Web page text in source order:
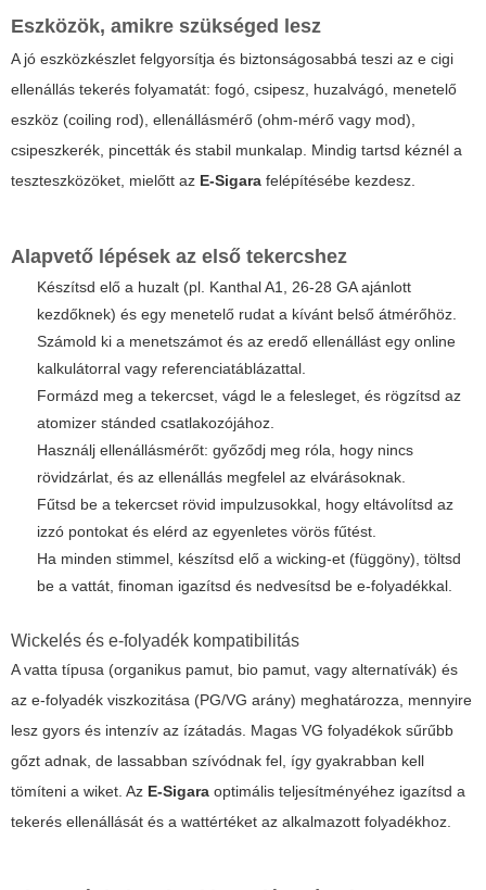
Eszközök, amikre szükséged lesz
A jó eszközkészlet felgyorsítja és biztonságosabbá teszi az e cigi
ellenállás tekerés folyamatát: fogó, csipesz, huzalvágó, menetelő
eszköz (coiling rod), ellenállásmérő (ohm-mérő vagy mod),
csipeszkerék, pincetták és stabil munkalap. Mindig tartsd kéznél a
teszteszközöket, mielőtt az E-Sigara felépítésébe kezdesz.
Alapvető lépések az első tekercshez
Készítsd elő a huzalt (pl. Kanthal A1, 26-28 GA ajánlott
kezdőknek) és egy menetelő rudat a kívánt belső átmérőhöz.
Számold ki a menetszámot és az eredő ellenállást egy online
kalkulátorral vagy referenciatáblázattal.
Formázd meg a tekercset, vágd le a felesleget, és rögzítsd az
atomizer stánded csatlakozójához.
Használj ellenállásmérőt: győződj meg róla, hogy nincs
rövidzárlat, és az ellenállás megfelel az elvárásoknak.
Fűtsd be a tekercset rövid impulzusokkal, hogy eltávolítsd az
izzó pontokat és elérd az egyenletes vörös fűtést.
Ha minden stimmel, készítsd elő a wicking-et (függöny), töltsd
be a vattát, finoman igazítsd és nedvesítsd be e-folyadékkal.
Wickelés és e-folyadék kompatibilitás
A vatta típusa (organikus pamut, bio pamut, vagy alternatívák) és
az e-folyadék viszkozitása (PG/VG arány) meghatározza, mennyire
lesz gyors és intenzív az ízátadás. Magas VG folyadékok sűrűbb
gőzt adnak, de lassabban szívódnak fel, így gyakrabban kell
tömíteni a wiket. Az E-Sigara optimális teljesítményéhez igazítsd a
tekerés ellenállását és a wattértéket az alkalmazott folyadékhoz.